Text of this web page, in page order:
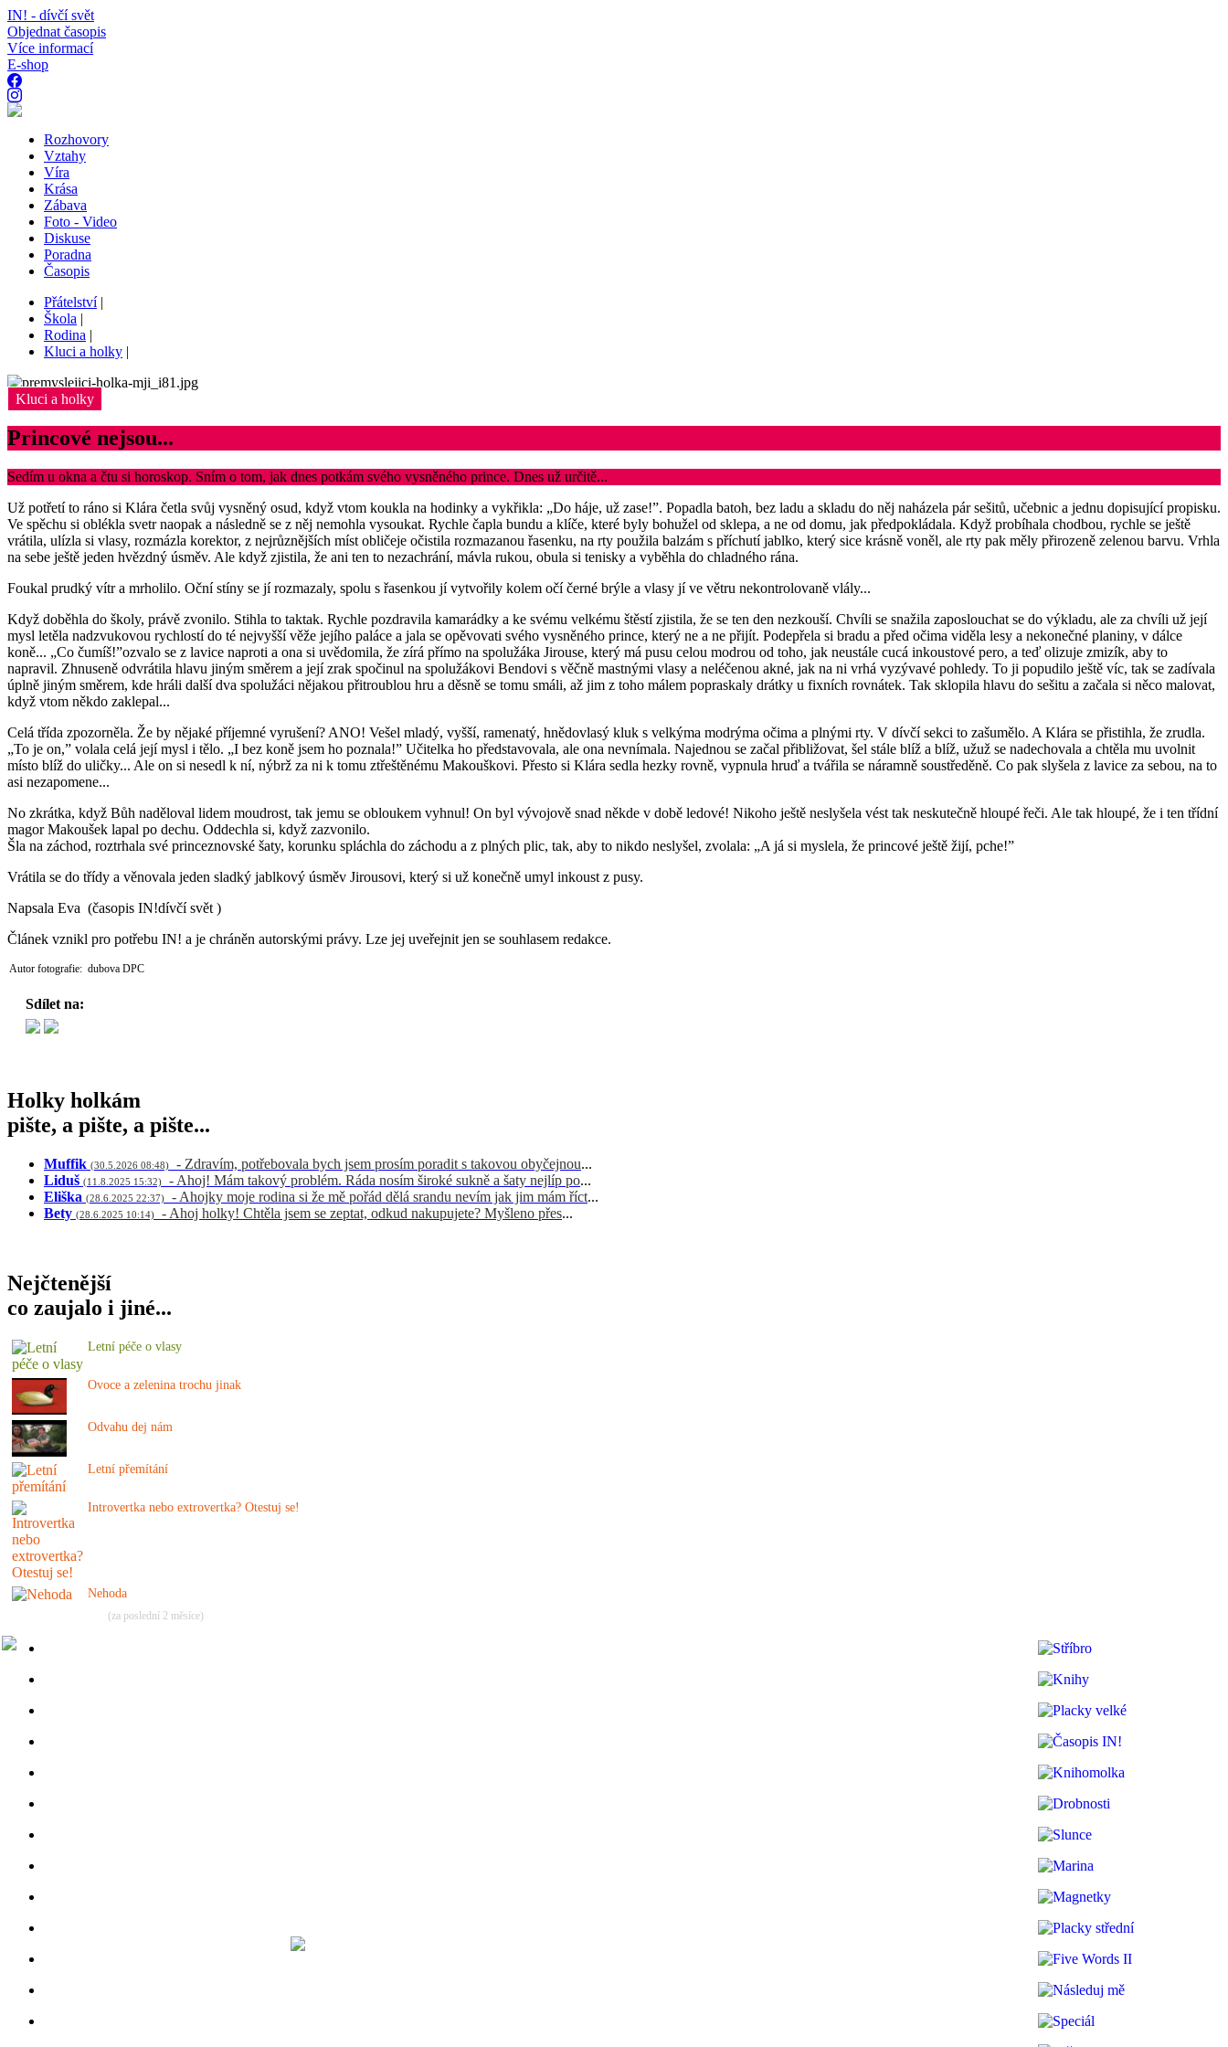
IN! - dívčí svět
Objednat časopis
Více informací
E-shop
Rozhovory
Vztahy
Víra
Krása
Zábava
Foto - Video
Diskuse
Poradna
Časopis
Přátelství|
Škola |
Rodina |
Kluci a holky |
Kluci a holky
Princové nejsou...
Sedím u okna a čtu si horoskop. Sním o tom, jak dnes potkám svého vysněného prince. Dnes už určitě...
Už potřetí to ráno si Klára četla svůj vysněný osud, když vtom koukla na hodinky a vykřikla: „Do háje, už zase!”. Popadla batoh, bez ladu a skladu do něj naházela pár sešitů, učebnic a jednu dopisující propisku.
Ve spěchu si oblékla svetr naopak a následně se z něj nemohla vysoukat. Rychle čapla bundu a klíče, které byly bohužel od sklepa, a ne od domu, jak předpokládala. Když probíhala chodbou, rychle se ještě
vrátila, ulízla si vlasy, rozmázla korektor, z nejrůznějších míst obličeje očistila rozmazanou řasenku, na rty použila balzám s příchutí jablko, který sice krásně voněl, ale rty pak měly přirozeně zelenou barvu. Vrhla
na sebe ještě jeden hvězdný úsměv. Ale když zjistila, že ani ten to nezachrání, mávla rukou, obula si tenisky a vyběhla do chladného rána.
Foukal prudký vítr a mrholilo. Oční stíny se jí rozmazaly, spolu s řasenkou jí vytvořily kolem očí černé brýle a vlasy jí ve větru nekontrolovaně vlály...
Když doběhla do školy, právě zvonilo. Stihla to taktak. Rychle pozdravila kamarádky a ke svému velkému štěstí zjistila, že se ten den nezkouší. Chvíli se snažila zaposlouchat se do výkladu, ale za chvíli už její
mysl letěla nadzvukovou rychlostí do té nejvyšší věže jejího paláce a jala se opěvovati svého vysněného prince, který ne a ne přijít. Podepřela si bradu a před očima viděla lesy a nekonečné planiny, v dálce
koně... „Co čumíš!”ozvalo se z lavice naproti a ona si uvědomila, že zírá přímo na spolužáka Jirouse, který má pusu celou modrou od toho, jak neustále cucá inkoustové pero, a teď olizuje zmizík, aby to
napravil. Zhnuseně odvrátila hlavu jiným směrem a její zrak spočinul na spolužákovi Bendovi s věčně mastnými vlasy a neléčenou akné, jak na ni vrhá vyzývavé pohledy. To ji popudilo ještě víc, tak se zadívala
úplně jiným směrem, kde hráli další dva spolužáci nějakou přitroublou hru a děsně se tomu smáli, až jim z toho málem popraskaly drátky u fixních rovnátek. Tak sklopila hlavu do sešitu a začala si něco malovat,
když vtom někdo zaklepal...
Celá třída zpozorněla. Že by nějaké příjemné vyrušení? ANO! Vešel mladý, vyšší, ramenatý, hnědovlasý kluk s velkýma modrýma očima a plnými rty. V dívčí sekci to zašumělo. A Klára se přistihla, že zrudla.
„To je on,” volala celá její mysl i tělo. „I bez koně jsem ho poznala!” Učitelka ho představovala, ale ona nevnímala. Najednou se začal přibližovat, šel stále blíž a blíž, užuž se nadechovala a chtěla mu uvolnit
místo blíž do uličky... Ale on si nesedl k ní, nýbrž za ni k tomu ztřeštěnému Makouškovi. Přesto si Klára sedla hezky rovně, vypnula hruď a tvářila se náramně soustředěně. Co pak slyšela z lavice za sebou, na to
asi nezapomene...
No zkrátka, když Bůh naděloval lidem moudrost, tak jemu se obloukem vyhnul! On byl vývojově snad někde v době ledové! Nikoho ještě neslyšela vést tak neskutečně hloupé řeči. Ale tak hloupé, že i ten třídní
magor Makoušek lapal po dechu. Oddechla si, když zazvonilo.
Šla na záchod, roztrhala své princeznovské šaty, korunku spláchla do záchodu a z plných plic, tak, aby to nikdo neslyšel, zvolala: „A já si myslela, že princové ještě žijí, pche!”
Vrátila se do třídy a věnovala jeden sladký jablkový úsměv Jirousovi, který si už konečně umyl inkoust z pusy.
Napsala Eva (časopis IN!dívčí svět )
Článek vznikl pro potřebu IN! a je chráněn autorskými právy. Lze jej uveřejnit jen se souhlasem redakce.
Autor fotografie: dubova DPC
Sdílet na:
Holky holkám
pište, a pište, a pište...
Muffik (30.5.2026 08:48) - Zdravím, potřebovala bych jsem prosím poradit s takovou obyčejnou...
Liduš (11.8.2025 15:32) - Ahoj! Mám takový problém. Ráda nosím široké sukně a šaty nejlíp po...
Eliška (28.6.2025 22:37) - Ahojky moje rodina si že mě pořád dělá srandu nevím jak jim mám říct...
Bety (28.6.2025 10:14) - Ahoj holky! Chtěla jsem se zeptat, odkud nakupujete? Myšleno přes...
Nejčtenější
co zaujalo i jiné...
Letní péče o vlasy
Ovoce a zelenina trochu jinak
Odvahu dej nám
Letní přemítání
Introvertka nebo extrovertka? Otestuj se!
Nehoda
(za poslední 2 měsíce)